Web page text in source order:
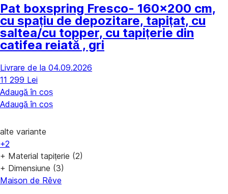
Pat boxspring Fresco- 160x200 cm,
cu spațiu de depozitare, tapițat, cu
saltea/cu topper, cu tapițerie din
catifea reiată , gri
Livrare de la 04.09.2026
11 299 Lei
Adaugă în coș
Adaugă în coș
alte variante
+2
+ Material tapițerie (2)
+ Dimensiune (3)
Maison de Rêve